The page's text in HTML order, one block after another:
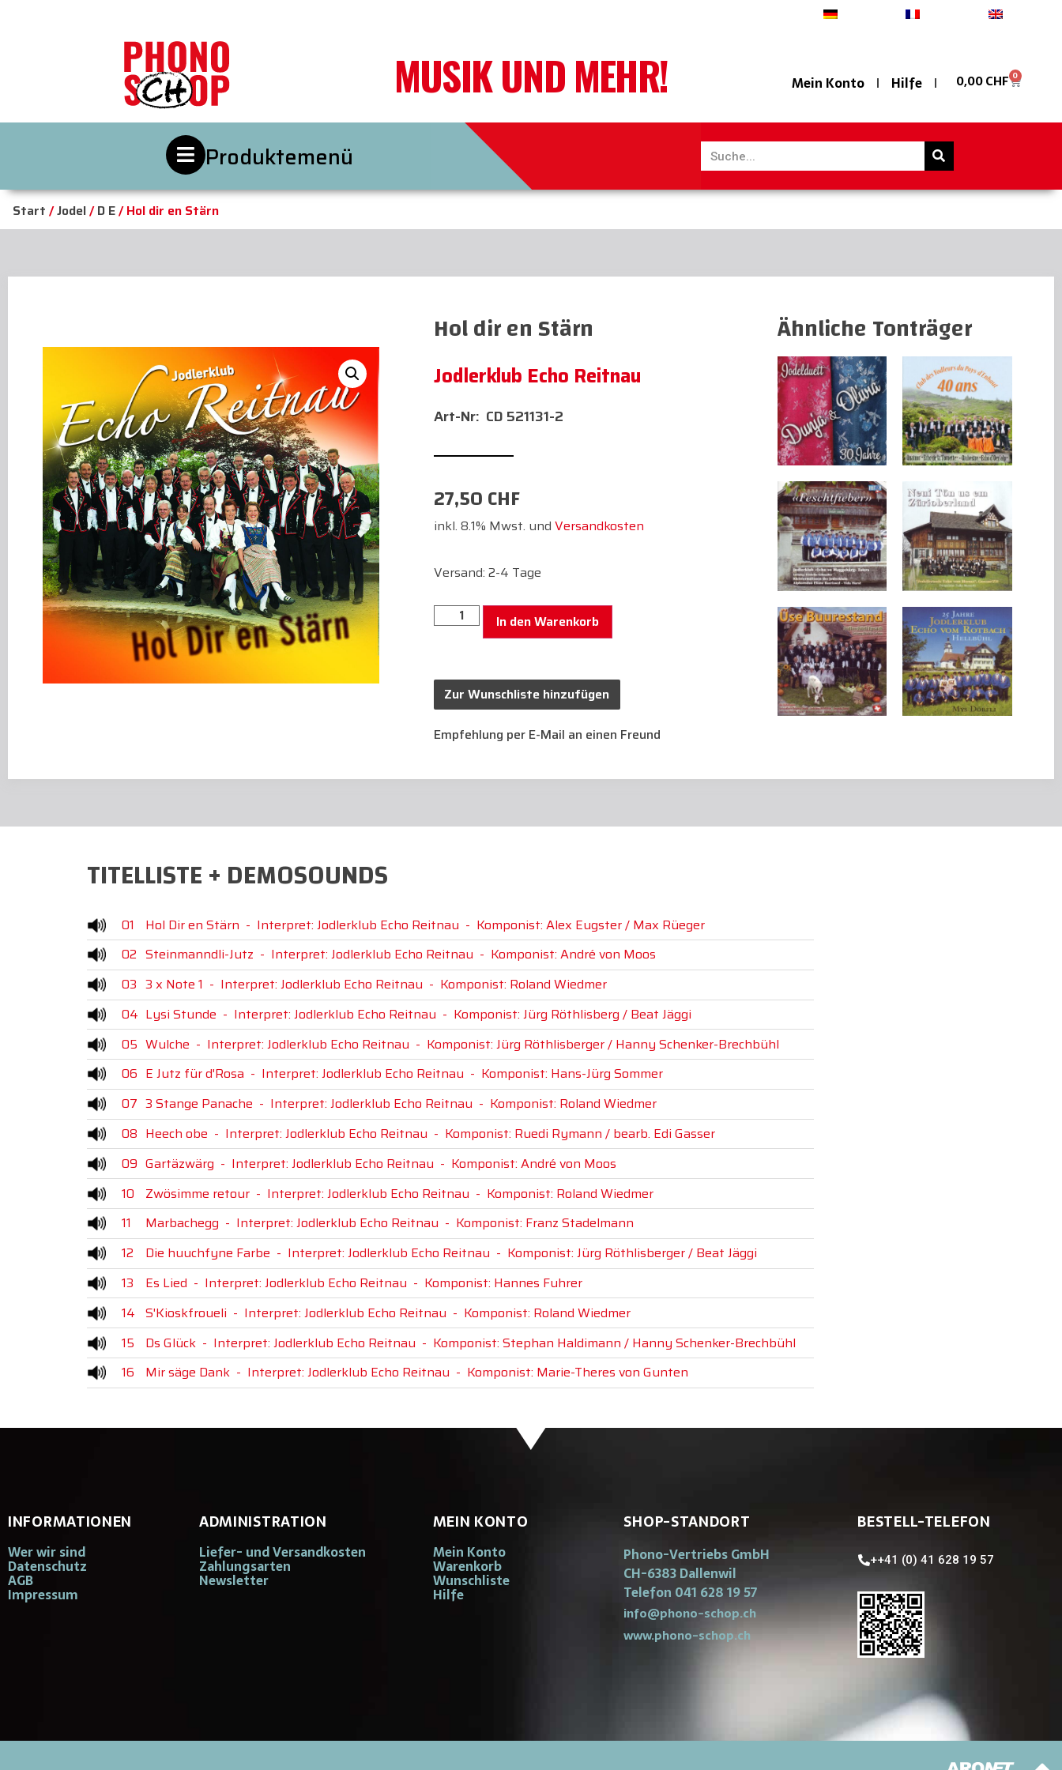
MUSIK UND MEHR! Mein Konto Hilfe 0,00CHF 0
Produktemenü
Start /Jodel/D E/ Hol dir en Stärn
Hol dir en Stärn
Jodlerklub Echo Reitnau
CD 521131-2
27,50CHF
inkl. 8.1% Mwst. und Versandkosten
Versand: 2-4 Tage
In den Warenkorb
Zur Wunschliste hinzufügen
Empfehlung per E-Mail an einen Freund
Ähnliche Tonträger
TITELLISTE + DEMOSOUNDS
01 Hol Dir en Stärn - Interpret: Jodlerklub Echo Reitnau - Komponist: Alex Eugster / Max Rüeger
02 Steinmanndli-Jutz - Interpret: Jodlerklub Echo Reitnau - Komponist: André von Moos
03 3 x Note 1 - Interpret: Jodlerklub Echo Reitnau - Komponist: Roland Wiedmer
04 Lysi Stunde - Interpret: Jodlerklub Echo Reitnau - Komponist: Jürg Röthlisberg / Beat Jäggi
05 Wulche - Interpret: Jodlerklub Echo Reitnau - Komponist: Jürg Röthlisberger / Hanny Schenker-Brechbühl
06 E Jutz für d'Rosa - Interpret: Jodlerklub Echo Reitnau - Komponist: Hans-Jürg Sommer
07 3 Stange Panache - Interpret: Jodlerklub Echo Reitnau - Komponist: Roland Wiedmer
08 Heech obe - Interpret: Jodlerklub Echo Reitnau - Komponist: Ruedi Rymann / bearb. Edi Gasser
09 Gartäzwärg - Interpret: Jodlerklub Echo Reitnau - Komponist: André von Moos
10
Zwösimme retour- Interpret: Jodlerklub Echo Reitnau - Komponist: Roland Wiedmer
11
Marbachegg - Interpret: Jodlerklub Echo Reitnau - Komponist: Franz Stadelmann
12
Die huuchfyne Farbe - Interpret: Jodlerklub Echo Reitnau - Komponist: Jürg Röthlisberger / Beat Jäggi
13
Es Lied - Interpret: Jodlerklub Echo Reitnau - Komponist: Hannes Fuhrer
14 S'Kioskfroueli - Interpret: Jodlerklub Echo Reitnau - Komponist: Roland Wiedmer
15
Ds Glück- Interpret: Jodlerklub Echo Reitnau - Komponist: Stephan Haldimann / Hanny Schenker-Brechbühl
16
Mir säge Dank- Interpret: Jodlerklub Echo Reitnau - Komponist: Marie-Theres von Gunten
INFORMATIONEN
Wer wir sind
Datenschutz
AGB
Impressum
ADMINISTRATION
Liefer- und Versandkosten
Zahlungsarten
Newsletter
MEIN KONTO
Mein Konto
Warenkorb
Wunschliste
Hilfe
SHOP-STANDORT
Phono-Vertriebs GmbH
CH-6383 Dallenwil
Telefon 041 628 19 57
info@phono-schop.ch
www.phono-schop.ch
BESTELL-TELEFON
++41 (0) 41 628 19 57